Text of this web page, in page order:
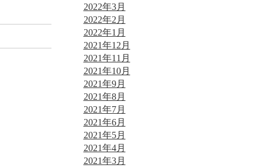
2022年3月
2022年2月
2022年1月
2021年12月
2021年11月
2021年10月
2021年9月
2021年8月
2021年7月
2021年6月
2021年5月
2021年4月
2021年3月